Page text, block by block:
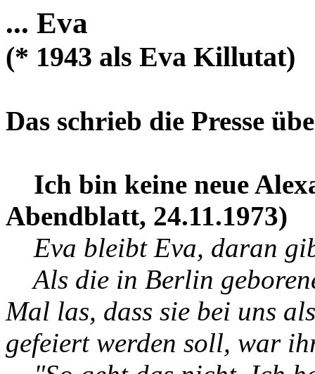
... Eva
(* 1943 als Eva Killutat)
Das schrieb die Presse
Ich bin keine neue
Abendblatt, 24.11.1973)
Eva bleibt Eva, daran
Als die in Berlin
Mal las, dass sie bei uns
gefeiert werden soll, war